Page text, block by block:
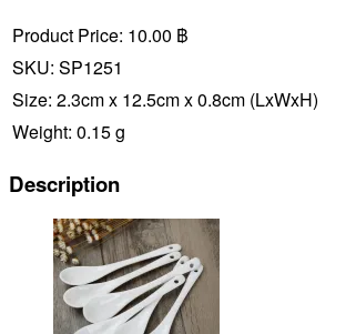
Product Price: 10.00 ฿
SKU: SP1251
Size: 2.3cm x 12.5cm x 0.8cm (LxWxH)
Weight: 0.15 g
Description